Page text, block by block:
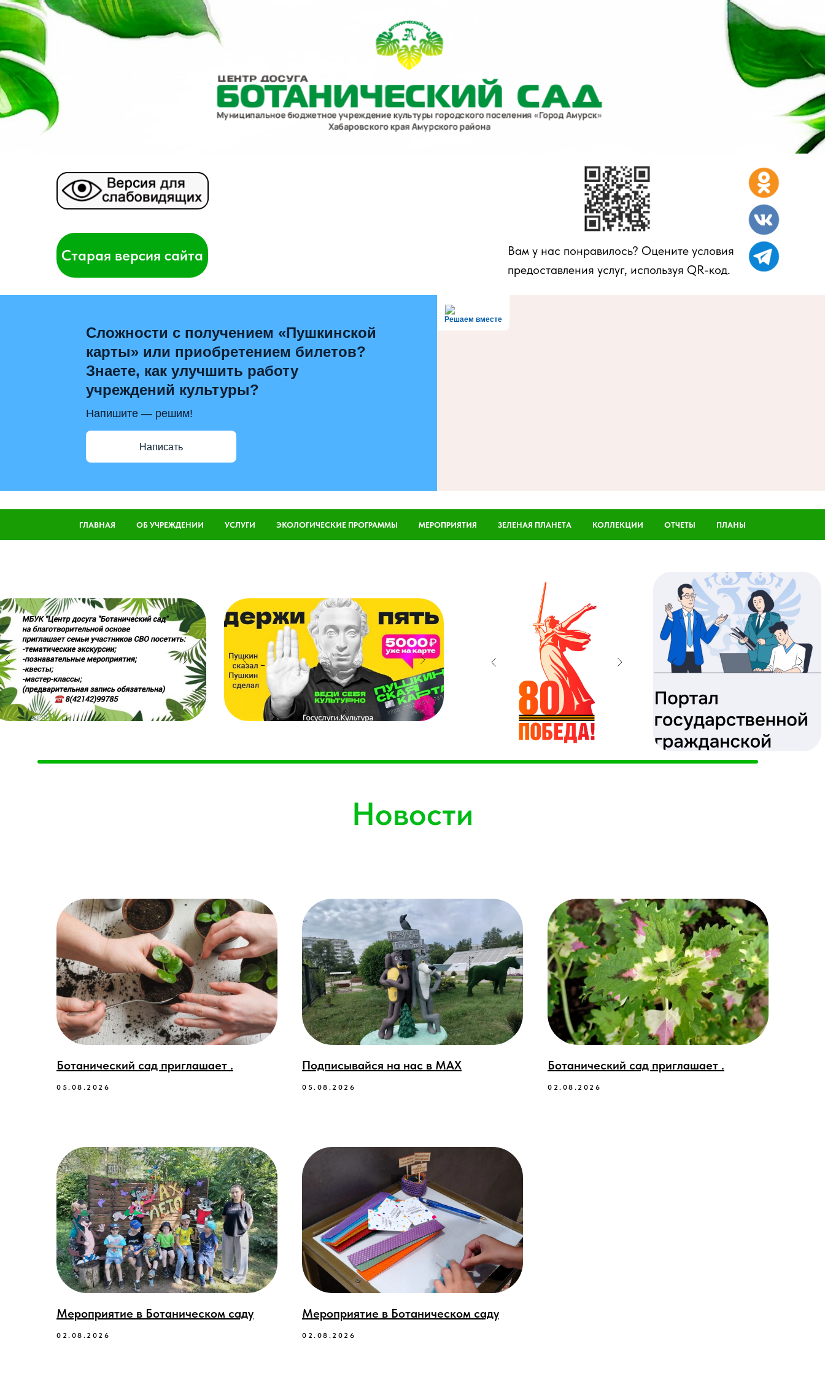
Вам у нас понравилось? Оцените условия
предоставления услуг, используя QR-код.
Старая версия сайта
Решаем вместе
Сложности с получением «Пушкинской
карты» или приобретением билетов?
Знаете, как улучшить работу
учреждений культуры?
Напишите — решим!
Написать
ГЛАВНАЯ ОБ УЧРЕЖДЕНИИ УСЛУГИ ЭКОЛОГИЧЕСКИЕ ПРОГРАММЫ МЕРОПРИЯТИЯ ЗЕЛЕНАЯ ПЛАНЕТА КОЛЛЕКЦИИ ОТЧЕТЫ ПЛАНЫ
Новости
Ботанический сад приглашает .
05.08.2026
Подписывайся на нас в МАХ
05.08.2026
Ботанический сад приглашает .
02.08.2026
Мероприятие в Ботаническом саду
02.08.2026
Мероприятие в Ботаническом саду
02.08.2026